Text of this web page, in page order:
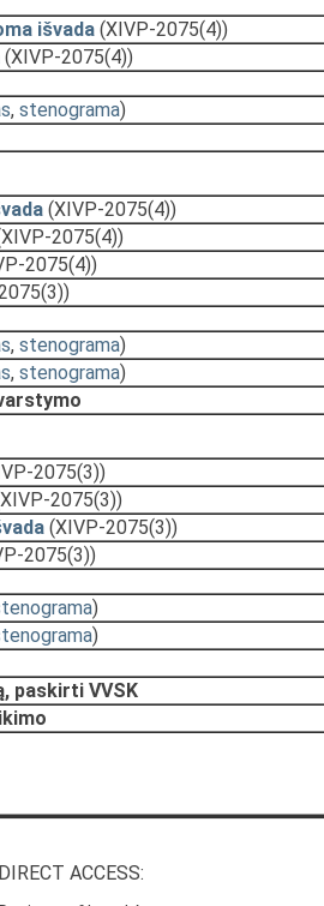
išvada (XIVP-2075(4))
(XIVP-2075(4))
, stenograma)
(XIVP-2075(4))
2075(4))
2075(4))
, stenograma)
, stenograma)
2075(3))
2075(3))
(XIVP-2075(3))
2075(3))
)
)
paskirti VVSK
DIRECT ACCESS: